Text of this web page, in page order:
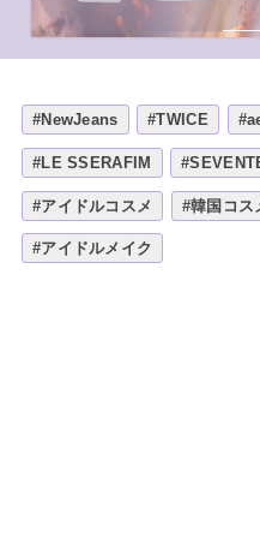
#NewJeans #TWICE
#LE SSERAFIM
#アイドルコスメ #韓国コス
#アイドルメイク